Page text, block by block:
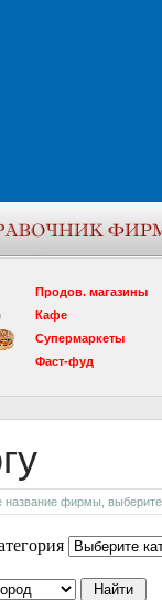
Продов. магазины
Кафе
Супермаркеты
Фаст-фуд
название фирмы, выберите